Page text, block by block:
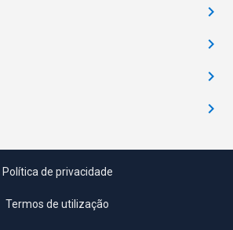
Política de privacidade
Termos de utilização